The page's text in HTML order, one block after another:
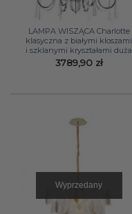
LAMPA WISZĄCA Charlotte
klasyczna z białymi kloszami
i szklanymi kryształami duża
3789,90 zł
Wyprzedany